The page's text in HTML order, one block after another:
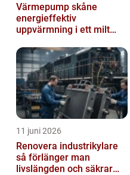
Värmepump skåne
energieffektiv
uppvärmning i ett milt
11 juni 2026
Renovera industrikylare
så förlänger man
livslängden och säkrar